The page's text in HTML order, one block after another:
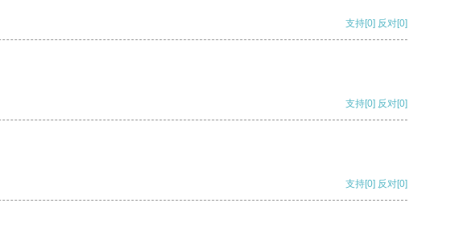
支持[0] 反对[0]
支持[0] 反对[0]
支持[0] 反对[0]